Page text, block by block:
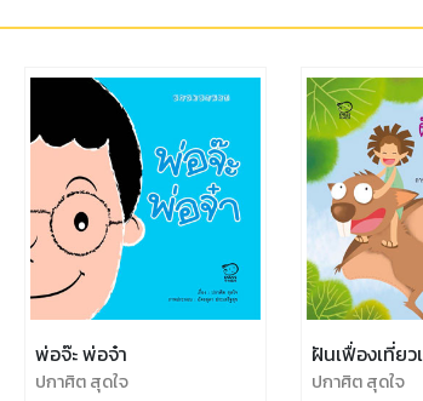
พ่อจ๊ะ พ่อจ๋า
ปกาศิต สุดใจ
ฝันเฟื่องเที่ย
ปกาศิต สุดใจ